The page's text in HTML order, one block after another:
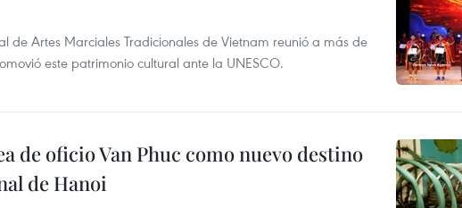
de Artes Marciales Tradicionales de Vietnam reunió a más de
este patrimonio cultural ante la UNESCO.
de oficio Van Phuc como nuevo destino
de Hanoi